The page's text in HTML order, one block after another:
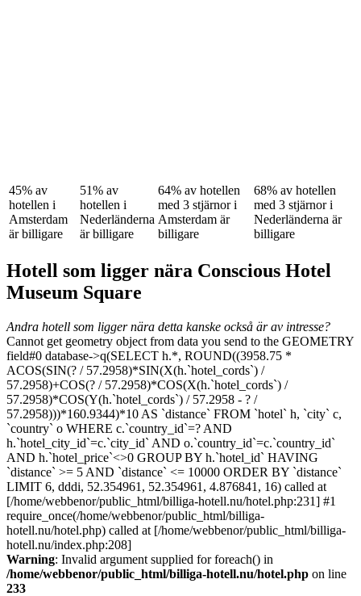
45% av
hotellen i
Amsterdam
är billigare
51% av
hotellen i
Nederländerna
är billigare
64% av hotellen
med 3 stjärnor i
Amsterdam är
billigare
68% av hotellen
med 3 stjärnor i
Nederländerna är
billigare
Hotell som ligger nära Conscious Hotel
Museum Square
Andra hotell som ligger nära detta kanske också är av intresse?
Cannot get geometry object from data you send to the GEOMETRY
field#0 database->q(SELECT h.*, ROUND((3958.75 *
ACOS(SIN(? / 57.2958)*SIN(X(h.`hotel_cords`) /
57.2958)+COS(? / 57.2958)*COS(X(h.`hotel_cords`) /
57.2958)*COS(Y(h.`hotel_cords`) / 57.2958 - ? /
57.2958)))*160.9344)*10 AS `distance` FROM `hotel` h, `city` c,
`country` o WHERE c.`country_id`=? AND
h.`hotel_city_id`=c.`city_id` AND o.`country_id`=c.`country_id`
AND h.`hotel_price`<>0 GROUP BY h.`hotel_id` HAVING
`distance` >= 5 AND `distance` <= 10000 ORDER BY `distance`
LIMIT 6, dddi, 52.354961, 52.354961, 4.876841, 16) called at
[/home/webbenor/public_html/billiga-hotell.nu/hotel.php:231] #1
require_once(/home/webbenor/public_html/billiga-
hotell.nu/hotel.php) called at [/home/webbenor/public_html/billiga-
hotell.nu/index.php:208]
Warning: Invalid argument supplied for foreach() in
/home/webbenor/public_html/billiga-hotell.nu/hotel.php on line
233